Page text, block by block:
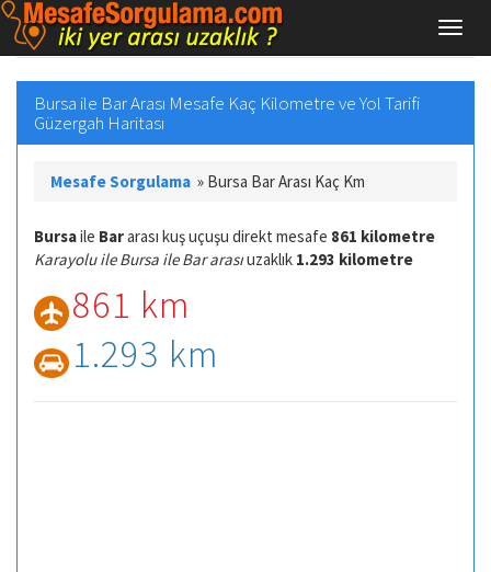
Bursa ile Bar Arası Mesafe Kaç Kilometre ve Yol Tarifi
Güzergah Haritası
Mesafe Sorgulama » Bursa Bar Arası Kaç Km
Bursaile Bararası kuş uçuşu direkt mesafe 861 kilometre
Karayolu ile Bursa ile Bar arasıuzaklık 1.293 kilometre
861 km
1.293 km